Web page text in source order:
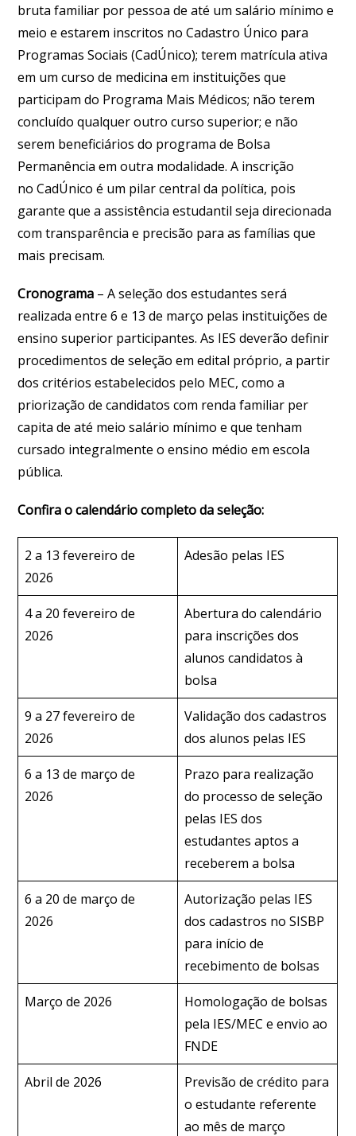
bruta familiar por pessoa de até um salário mínimo e
meio e estarem inscritos no Cadastro Único para
Programas Sociais (CadÚnico); terem matrícula ativa
em um curso de medicina em instituições que
participam do Programa Mais Médicos; não terem
concluído qualquer outro curso superior; e não
serem beneficiários do programa de Bolsa
Permanência em outra modalidade. A inscrição
no CadÚnico é um pilar central da política, pois
garante que a assistência estudantil seja direcionada
com transparência e precisão para as famílias que
mais precisam.
Cronograma – A seleção dos estudantes será
realizada entre 6 e 13 de março pelas instituições de
ensino superior participantes. As IES deverão definir
procedimentos de seleção em edital próprio, a partir
dos critérios estabelecidos pelo MEC, como a
priorização de candidatos com renda familiar per
capita de até meio salário mínimo e que tenham
cursado integralmente o ensino médio em escola
pública.
Confira o calendário completo da seleção:
2 a 13 fevereiro de
2026
Adesão pelas IES
4 a 20 fevereiro de
2026
Abertura do calendário
para inscrições dos
alunos candidatos à
bolsa
9 a 27 fevereiro de
2026
Validação dos cadastros
dos alunos pelas IES
6 a 13 de março de
2026
Prazo para realização
do processo de seleção
pelas IES dos
estudantes aptos a
receberem a bolsa
6 a 20 de março de
2026
Autorização pelas IES
dos cadastros no SISBP
para início de
recebimento de bolsas
Março de 2026
Homologação de bolsas
pela IES/MEC e envio ao
FNDE
Abril de 2026
Previsão de crédito para
o estudante referente
ao mês de março